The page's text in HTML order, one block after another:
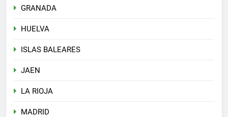
GRANADA
HUELVA
ISLAS BALEARES
JAEN
LA RIOJA
MADRID